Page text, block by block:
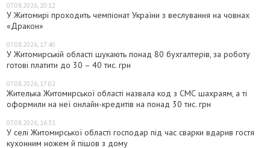
07.08.2026, 20:12
У Житомирі проходить чемпіонат України з веслування на човнах
«Дракон»
07.08.2026, 17:40
У Житомирській області шукають понад 80 бухгалтерів, за роботу
готові платити до 30 – 40 тис. грн
07.08.2026, 17:02
Жителька Житомирської області назвала код з СМС шахраям, а ті
оформили на неї онлайн-кредитів на понад 30 тис. грн
07.08.2026, 16:31
У селі Житомирської області господар під час сварки вдарив гостя
кухонним ножем й пішов з дому